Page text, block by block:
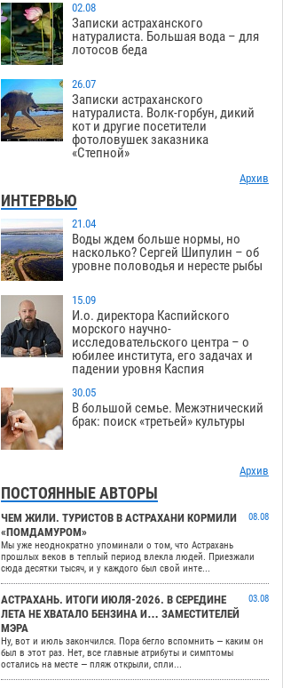
02.08
Записки астраханского
натуралиста. Большая вода – для
лотосов беда
26.07
Записки астраханского
натуралиста. Волк-горбун, дикий
кот и другие посетители
фотоловушек заказника
«Степной»
Архив
ИНТЕРВЬЮ
21.04
Воды ждем больше нормы, но
насколько? Сергей Шипулин – об
уровне половодья и нересте рыбы
15.09
И.о. директора Каспийского
морского научно-
исследовательского центра – о
юбилее института, его задачах и
падении уровня Каспия
30.05
В большой семье. Межэтнический
брак: поиск «третьей» культуры
Архив
ПОСТОЯННЫЕ АВТОРЫ
ЧЕМ ЖИЛИ. ТУРИСТОВ В АСТРАХАНИ КОРМИЛИ
«ПОМДАМУРОМ»
08.08
Мы уже неоднократно упоминали о том, что Астрахань
прошлых веков в теплый период влекла людей. Приезжали
сюда десятки тысяч, и у каждого был свой инте...
АСТРАХАНЬ. ИТОГИ ИЮЛЯ-2026. В СЕРЕДИНЕ
ЛЕТА НЕ ХВАТАЛО БЕНЗИНА И… ЗАМЕСТИТЕЛЕЙ
МЭРА
03.08
Ну, вот и июль закончился. Пора бегло вспомнить — каким он
был в этот раз. Нет, все главные атрибуты и симптомы
остались на месте — пляж открыли, спли...